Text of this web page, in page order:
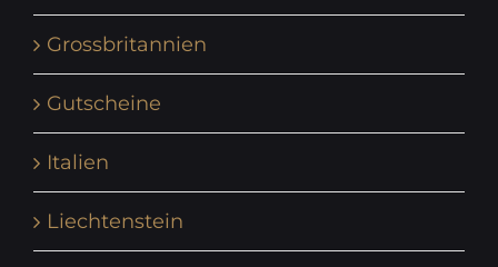
Grossbritannien
Gutscheine
Italien
Liechtenstein